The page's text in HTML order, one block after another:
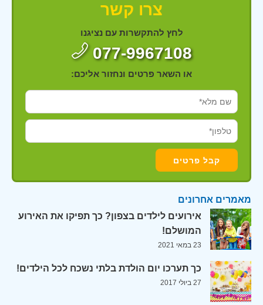
צרו קשר
לחץ להתקשרות עם נציגנו
077-9967108
או השאר פרטים ונחזור אליכם:
מאמרים אחרונים
אירועים לילדים בצפון? כך תפיקו את האירוע
המושלם!
23 במאי 2021
כך תערכו יום הולדת בלתי נשכח לכל הילדים!
27 ביולי 2017